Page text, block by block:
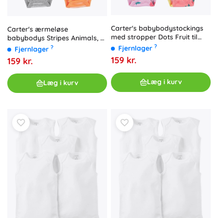
Carter's ærmeløse
babybodys Stripes Animals, 5
stk., str. 56 (NB), til drenge
Fjernlager ?
159 kr.
Læg i kurv
Carter's babybodystockings
med stropper Dots Fruit til
piger 5 stk.
Fjernlager ?
159 kr.
Læg i kurv